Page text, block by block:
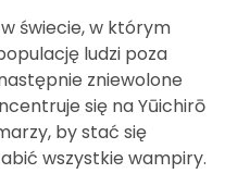
świecie, w którym
ludzi poza
zniewolone
się na Yūichirō
by stać się
wszystkie wampiry.